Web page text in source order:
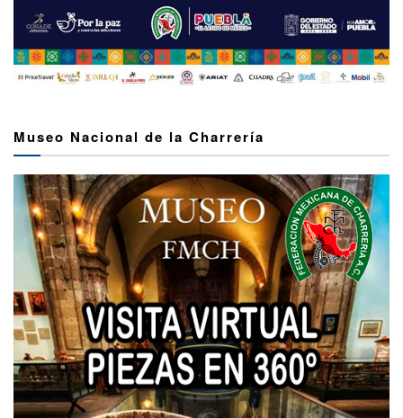
Museo Nacional de la Charrería